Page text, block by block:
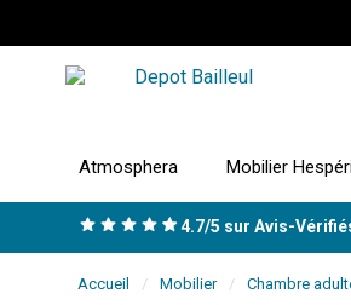
Atmosphera Mobilier
4.7/5 sur Avis-
Accueil Mobilier Chambre